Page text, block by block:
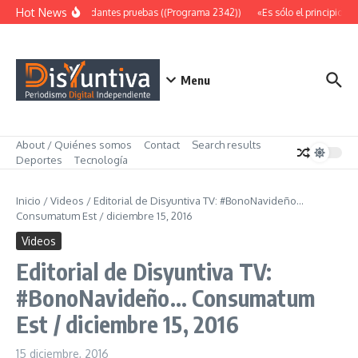
Saltar al contenido
Hot NewsAbundantes pruebas ((Programa 2342)) «Es sólo el principio»
Menu
About / Quiénes somos Contact
Search results
Deportes
Tecnología
Inicio /Videos / Editorial de Disyuntiva TV: #BonoNavideño…
Consumatum Est / diciembre 15, 2016
Videos
Editorial de Disyuntiva TV:
#BonoNavideño… Consumatum
Est / diciembre 15, 2016
15 diciembre, 2016